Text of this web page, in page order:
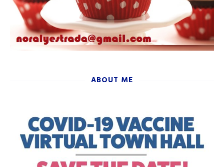
ABOUT ME